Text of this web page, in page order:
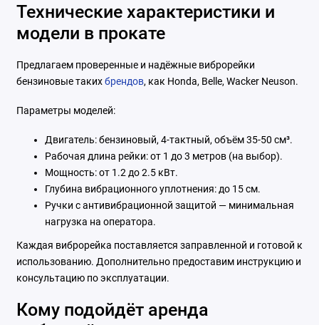
Технические характеристики и
модели в прокате
Предлагаем проверенные и надёжные виброрейки
бензиновые такихбрендов, как Honda, Belle, Wacker Neuson.
Параметры моделей:
Двигатель: бензиновый, 4-тактный, объём 35-50 см³.
Рабочая длина рейки: от 1 до 3 метров (на выбор).
Мощность: от 1.2 до 2.5 кВт.
Глубина вибрационного уплотнения: до 15 см.
Ручки с антивибрационной защитой — минимальная
нагрузка на оператора.
Каждая виброрейка поставляется заправленной и готовой к
использованию. Дополнительно предоставим инструкцию и
консультацию по эксплуатации.
Кому подойдёт аренда